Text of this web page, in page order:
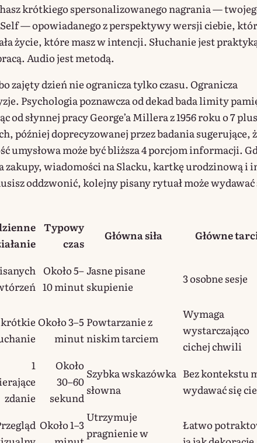
krótkiego spersonalizowanego nagrania —
— opowiadanego z perspektywy wersji ciebie,
życie, które masz w intencji. Słuchanie jest
Audio jest metodą.
zajęty dzień nie ogranicza tylko czasu. Ogranicza
Psychologia poznawcza od dekad bada limity
od słynnej pracy George’a Millera z 1956 roku o 7 plus
później doprecyzowanej przez badania sugerujące,
umysłowa może być bliższa 4 porcjom informacji.
zakupy, wiadomości na Slacku, kartkę urodzinową i
oddzwonić, kolejny pisany rytuał może wydawać
Typowy
czas
Główna siła
Główne
Około 5–
10 minut
Jasne pisane
skupienie
3 osobne sesje
krótkie Około 3–5
minut
Powtarzanie z
niskim tarciem
Wymaga
wystarczająco
cichej chwili
1
zdanie
Około
30–60
sekund
Szybka wskazówka
słowna
Bez kontekstu
wydawać się
Około 1–3
Utrzymuje
pragnienie w
Łatwo